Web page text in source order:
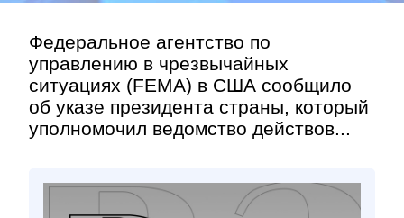
Федеральное агентство по
управлению в чрезвычайных
ситуациях (FEMA) в США сообщило
об указе президента страны, который
уполномочил ведомство действов...